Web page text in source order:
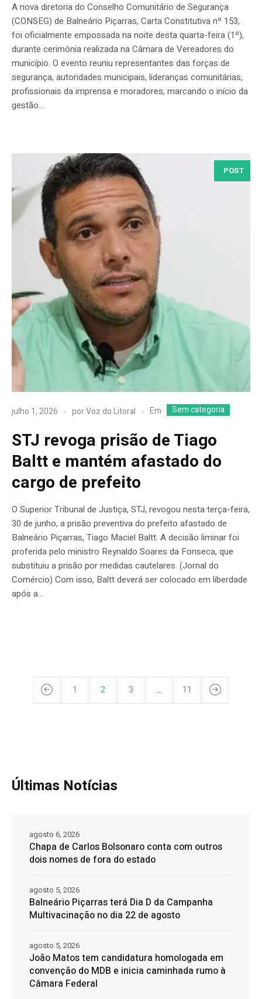
A nova diretoria do Conselho Comunitário de Segurança
(CONSEG) de Balneário Piçarras, Carta Constitutiva nº 153,
foi oficialmente empossada na noite desta quarta-feira (1º),
durante cerimônia realizada na Câmara de Vereadores do
município. O evento reuniu representantes das forças de
segurança, autoridades municipais, lideranças comunitárias,
profissionais da imprensa e moradores, marcando o início da
gestão...
POST
julho 1, 2026 porVoz do Litoral Em Sem categoria
STJ revoga prisão de Tiago
Baltt e mantém afastado do
cargo de prefeito
O Superior Tribunal de Justiça, STJ, revogou nesta terça-feira,
30 de junho, a prisão preventiva do prefeito afastado de
Balneário Piçarras, Tiago Maciel Baltt. A decisão liminar foi
proferida pelo ministro Reynaldo Soares da Fonseca, que
substituiu a prisão por medidas cautelares. (Jornal do
Comércio⁠) Com isso, Baltt deverá ser colocado em liberdade
após a...
1 2 3 … 11
Últimas Notícias
Chapa de Carlos Bolsonaro conta com outros
dois nomes de fora do estado
agosto 6, 2026
Balneário Piçarras terá Dia D da Campanha
Multivacinação no dia 22 de agosto
agosto 5, 2026
João Matos tem candidatura homologada em
convenção do MDB e inicia caminhada rumo à
Câmara Federal
agosto 5, 2026